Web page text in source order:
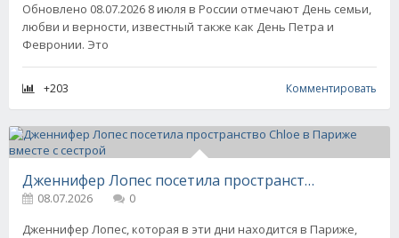
Обновлено 08.07.2026 8 июля в России отмечают День семьи,
любви и верности, известный также как День Петра и
Февронии. Это
+203 Комментировать
Дженнифер Лопес посетила пространство Chloe в Париже вместе с сестрой
08.07.2026
0
Дженнифер Лопес, которая в эти дни находится в Париже,